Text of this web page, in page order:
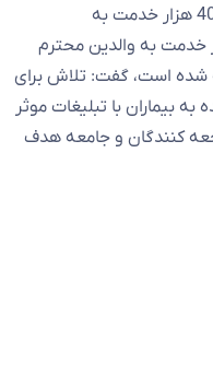
وی با بیان اینکه سال گذشته بیش از 40 هزار خدمت به
نیروهای مسلح و 30 هزار خدمت به والدین محترم
شده است، گفت: تلاش برای
بیماران با تبلیغات موثر
کنندگان و جامعه هدف